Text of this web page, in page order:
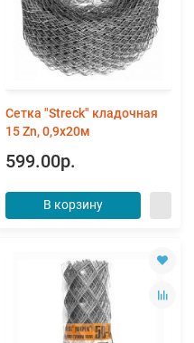
Сетка "Streck" кладочная
15 Zn, 0,9х20м
599.00р.
В корзину